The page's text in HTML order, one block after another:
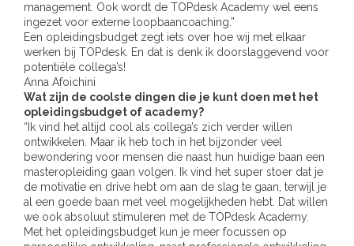
management. Ook wordt de TOPdesk Academy wel eens
ingezet voor externe loopbaancoaching.”
Een opleidingsbudget zegt iets over hoe wij met elkaar
werken bij TOPdesk. En dat is denk ik doorslaggevend voor
potentiële collega’s!
Anna Afoichini
Wat zijn de coolste dingen die je kunt doen met het
opleidingsbudget of academy?
“Ik vind het altijd cool als collega’s zich verder willen
ontwikkelen. Maar ik heb toch in het bijzonder veel
bewondering voor mensen die naast hun huidige baan een
masteropleiding gaan volgen. Ik vind het super stoer dat je
de motivatie en drive hebt om aan de slag te gaan, terwijl je
al een goede baan met veel mogelijkheden hebt. Dat willen
we ook absoluut stimuleren met de TOPdesk Academy.
Met het opleidingsbudget kun je meer focussen op